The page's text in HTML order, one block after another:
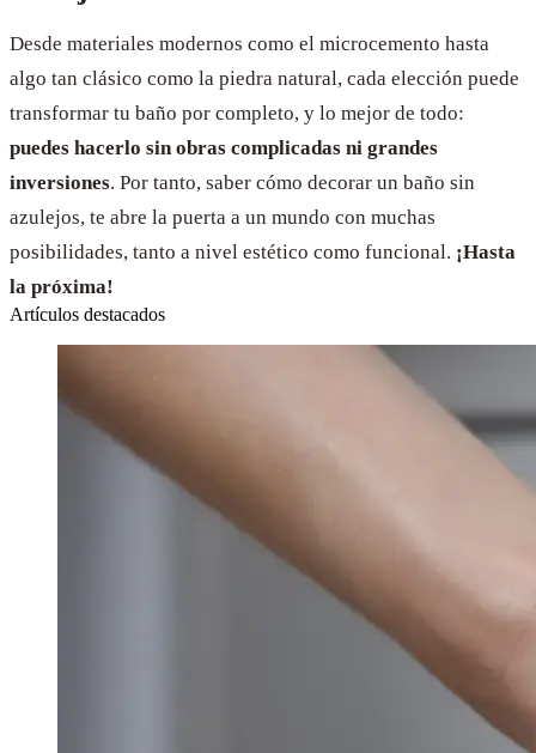
Desde materiales modernos como el microcemento hasta
algo tan clásico como la piedra natural, cada elección puede
transformar tu baño por completo, y lo mejor de todo:
puedes hacerlo sin obras complicadas ni grandes
inversiones. Por tanto, saber cómo decorar un baño sin
azulejos, te abre la puerta a un mundo con muchas
posibilidades, tanto a nivel estético como funcional. ¡Hasta
la próxima!
Artículos destacados